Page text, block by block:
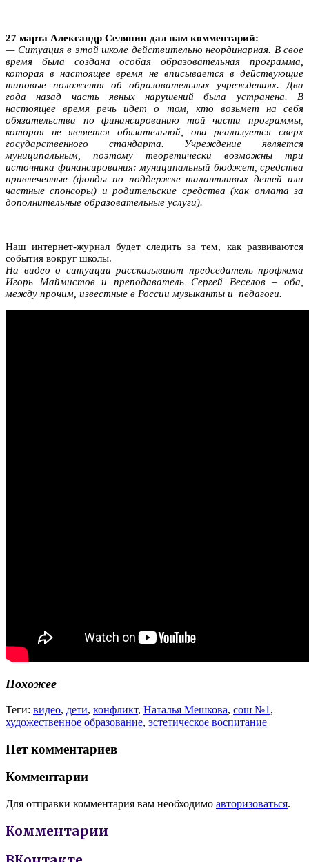
27 марта Александр Селянин дал нам комментарий:
— Ситуация в этой школе действительно неординарная. В свое
время была создана особая образовательная программа,
которая в настоящее время не вписывается в действующие
типовые положения об образовательных учреждениях. Два
года назад часть явных нарушений была устранена. В
настоящее время речь идет о том, кто возьмет на себя
обязательства по финансированию той части программы,
которая не является обязательной, она реализуется сверх
государственного стандарта. Учреждение является
муниципальным, поэтому теоретически возможны три
источника финансирования: муниципальный бюджет, средства
привлеченные (фонды по поддержке талантливых детей или
частные спонсоры) и родительские средства (как оплата за
дополнительные образовательные услуги).
Наш интернет-журнал будет следить за тем, как развиваются
события вокруг школы.
На видео о ситуации рассказывают председатель профкома
Игорь Маймистов и преподаватель Сергей Веселов – оба,
между прочим, известные в России музыканты и педагоги.
Похожее
Теги: видео, дети, конфликт, Наталья Мешкова, сош №1 ,
художественное образование, эстетическое воспитание
Нет комментариев
Комментарии
Для отправки комментария вам необходимо авторизоваться.
Комментарии